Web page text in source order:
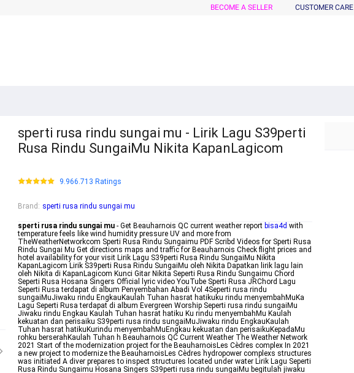
BECOME A SELLER CUSTOMER CARE
sperti rusa rindu sungai mu - Lirik Lagu S39perti
Rusa Rindu SungaiMu Nikita KapanLagicom
9.966.713 Ratings
Brand : sperti rusa rindu sungai mu
sperti rusa rindu sungai mu - Get Beauharnois QC current weather report bisa4d with
temperature feels like wind humidity pressure UV and more from
TheWeatherNetworkcom Sperti Rusa Rindu Sungaimu PDF Scribd Videos for Sperti Rusa
Rindu Sungai Mu Get directions maps and traffic for Beauharnois Check flight prices and
hotel availability for your visit Lirik Lagu S39perti Rusa Rindu SungaiMu Nikita
KapanLagicom Lirik S39perti Rusa Rindu SungaiMu oleh Nikita Dapatkan lirik lagu lain
oleh Nikita di KapanLagicom Kunci Gitar Nikita Seperti Rusa Rindu Sungaimu Chord
Seperti Rusa Hosana Singers Official lyric video YouTube Sperti Rusa JRChord Lagu
Seperti Rusa terdapat di album Penyembahan Abadi Vol 4Seperti rusa rindu
sungaiMuJiwaku rindu EngkauKaulah Tuhan hasrat hatikuku rindu menyembahMuKa
Lagu Seperti Rusa terdapat di album Evergreen Worship Seperti rusa rindu sungaiMu
Jiwaku rindu Engkau Kaulah Tuhan hasrat hatiku Ku rindu menyembahMu Kaulah
kekuatan dan perisaiku S39perti rusa rindu sungaiMuJiwaku rindu EngkauKaulah
Tuhan hasrat hatikuKurindu menyembahMuEngkau kekuatan dan perisaikuKepadaMu
rohku berserahKaulah Tuhan h Beauharnois QC Current Weather The Weather Network
2021 Start of the modernization project for the BeauharnoisLes Cèdres complex In 2021
a new project to modernize the BeauharnoisLes Cèdres hydropower complexs structures
was initiated A diver prepares to inspect structures located under water Lirik Lagu Seperti
Rusa Rindu Sungaimu Hosana Singers S39perti rusa rindu sungaiMu begitulah jiwaku